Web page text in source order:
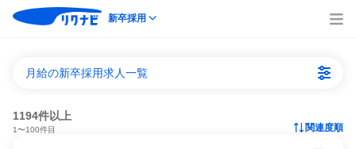
新卒採用
月給の新卒採用求人一覧
1194件以上
1〜100件目 関連度順